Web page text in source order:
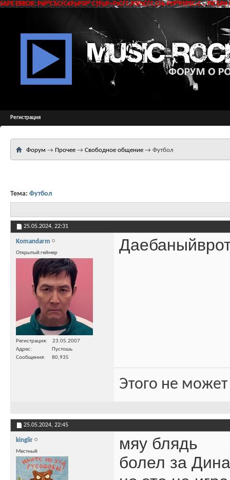
SAPE ERROR: РќР°СЂСѓС€РµРЅР° С†РµР»РѕСЃС‚РЅРѕСЃС‚СЊ РґР°РЅРЅС‹С…
Регистрация
Форум → Прочее → Свободное общение → Футбол
Тема: Футбол
25.05.2024, 22:31
Komandarm
Открытый геймер
Регистрация
23.05.2007
Адрес
Пустошь
Сообщения
80,935
Этого не
25.05.2024, 22:45
kinglir
Местный
мяу блядь
болел за